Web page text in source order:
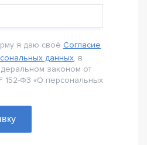
я даю своё Согласие
данных, в
законом от
152-Ф3 «О персональных